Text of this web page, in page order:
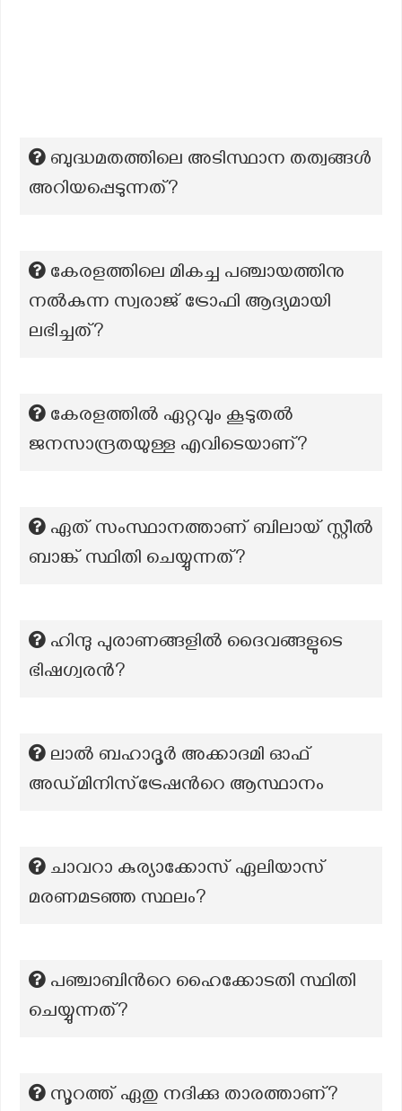
ബുദ്ധമതത്തിലെ അടിസ്ഥാന തത്വങ്ങൾ
അറിയപ്പെടുന്നത്?
കേരളത്തിലെ മികച്ച പഞ്ചായത്തിനു
നൽകുന്ന സ്വരാജ് ട്രോഫി ആദ്യമായി
ലഭിച്ചത്?
കേരളത്തില്‍ ഏറ്റവും കൂടുതല്‍
ജനസാന്ദ്രതയുള്ള എവിടെയാണ്?
ഏത് സംസ്ഥാനത്താണ് ബിലായ് സ്റ്റീൽ
ബാങ്ക് സ്ഥിതി ചെയ്യുന്നത്?
ഹിന്ദു പുരാണങ്ങളിൽ ദൈവങ്ങളുടെ
ഭിഷഗ്വരൻ?
ലാൽ ബഹാദൂർ അക്കാദമി ഓഫ്
അഡ്മിനിസ്ട്രേഷൻറെ ആസ്ഥാനം
ചാവറാ കുര്യാക്കോസ് ഏലിയാസ്
മരണമടഞ്ഞ സ്ഥലം?
പഞ്ചാബിന്‍റെ ഹൈക്കോടതി സ്ഥിതി
ചെയ്യുന്നത്?
സൂറത്ത് ഏതു നദിക്കു താരത്താണ്?